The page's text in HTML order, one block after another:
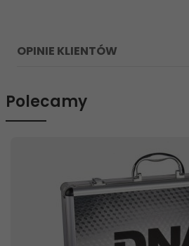
OPINIE KLIENTÓW
Polecamy